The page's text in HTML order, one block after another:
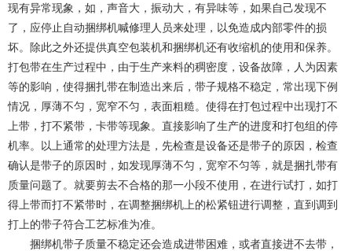
现有异常现象，如，声音大，振动大，有异味等，如果自己发现不
了，应停止自动捆绑机喊修理人员来处理，以免造成内部零件的损
坏。除此之外还提供真空包装机和捆绑机还有收缩机的使用和保养。
打包带在生产过程中，由于生产来料的稠密度，设备故障，人为因素
等的影响，使得捆扎带在制造出来后，带子规格不稳定，常出现下例
情况，厚薄不匀，宽窄不匀，表面粗糙。使得在打包过程中出现打不
上带，打不紧带，卡带等现象。直接影响了生产的进度和打包组的停
机率。以上通常的处理方法是，先检查是设备还是带子的原因，检查
确认是带子的原因时，如发现厚薄不匀，宽窄不匀等，就是捆扎带有
质量问题了。就要剪去不合格的那一小段不使用，在进行试打，如打
得上带而打不紧带时，在调整捆绑机上的松紧钮进行调整，直到调到
打上的带子符合工艺标准为准。
捆绑机带子质量不稳定还会造成进带困难，或者直接进不去带，